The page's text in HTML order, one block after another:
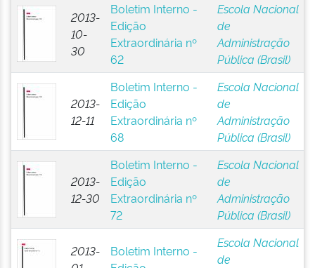
2013-
10-
30
Boletim Interno -
Edição
Extraordinária nº
62
Escola Nacional
de
Administração
Pública (Brasil)
2013-
12-11
Boletim Interno -
Edição
Extraordinária nº
68
Escola Nacional
de
Administração
Pública (Brasil)
2013-
12-30
Boletim Interno -
Edição
Extraordinária nº
72
Escola Nacional
de
Administração
Pública (Brasil)
2013-
Boletim Interno -
Escola Nacional
de